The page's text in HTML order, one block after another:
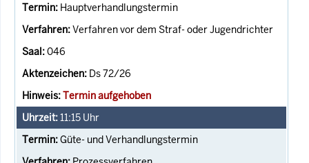
Hauptverhandlungstermin
Verfahren vor dem Straf- oder Jugendrichter
046
Ds 72/26
Termin aufgehoben
11:15 Uhr
Güte- und Verhandlungstermin